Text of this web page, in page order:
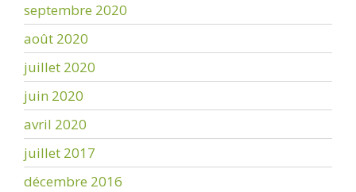
septembre 2020
août 2020
juillet 2020
juin 2020
avril 2020
juillet 2017
décembre 2016